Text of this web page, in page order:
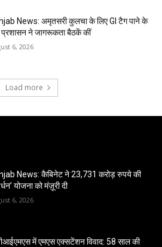
News: अमृतसरी कुलचा के लिए GI टैग पाने के
प्रशासन ने जागरूकता बैठकें कीं
6, 2026
Load more
News: कैबिनेट ने 23,731 करोड़ रुपये की
योजना को मंज़ूरी दी
6, 2026
में एमएस एक्सटेंशन विवाद: 58 साल की